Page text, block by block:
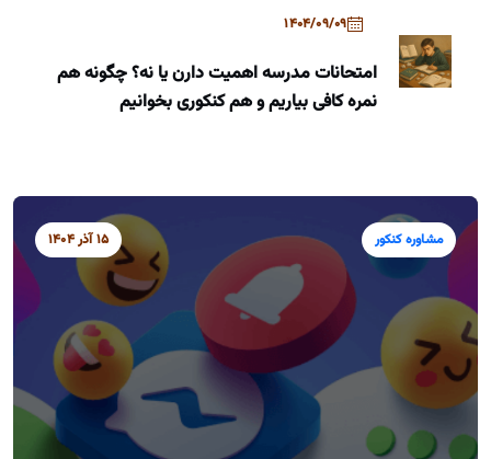
1404/09/09
امتحانات مدرسه اهمیت دارن یا نه؟ چگونه هم
نمره کافی بیاریم و هم کنکوری بخوانیم
مشاوره کنکور 15 آذر 1404